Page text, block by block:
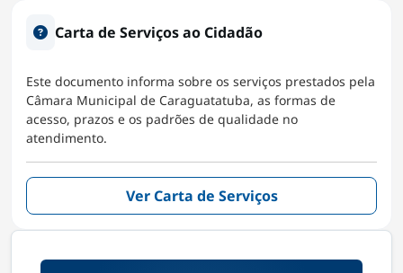
Carta de Serviços ao Cidadão
Este documento informa sobre os serviços prestados pela
Câmara Municipal de Caraguatatuba, as formas de
acesso, prazos e os padrões de qualidade no
atendimento.
Ver Carta de Serviços